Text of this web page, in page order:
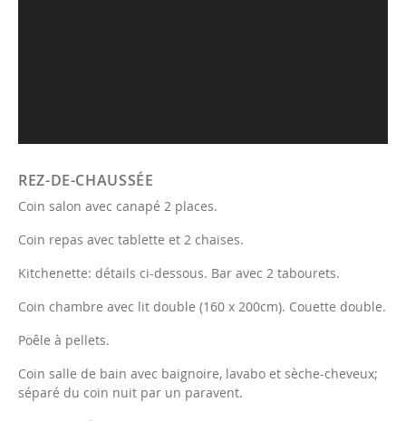
REZ-DE-CHAUSSÉE
Coin salon avec canapé 2 places.
Coin repas avec tablette et 2 chaises.
Kitchenette: détails ci-dessous. Bar avec 2 tabourets.
Coin chambre avec lit double (160 x 200cm). Couette double.
Poêle à pellets.
Coin salle de bain avec baignoire, lavabo et sèche-cheveux;
séparé du coin nuit par un paravent.